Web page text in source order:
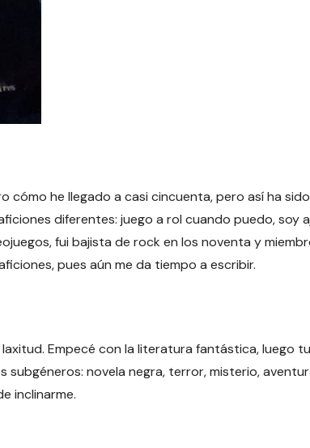
cómo he llegado a casi cincuenta, pero así ha
diferentes: juego a rol cuando puedo, soy
fui bajista de rock en los noventa y
pues aún me da tiempo a escribir.
Empecé con la literatura fantástica, luego
novela negra, terror, misterio,
inclinarme.